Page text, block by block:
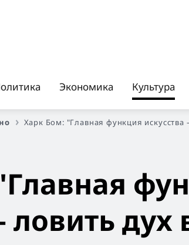
Экономика Культура
Харк Бом: "Главная функция искусства
ловить